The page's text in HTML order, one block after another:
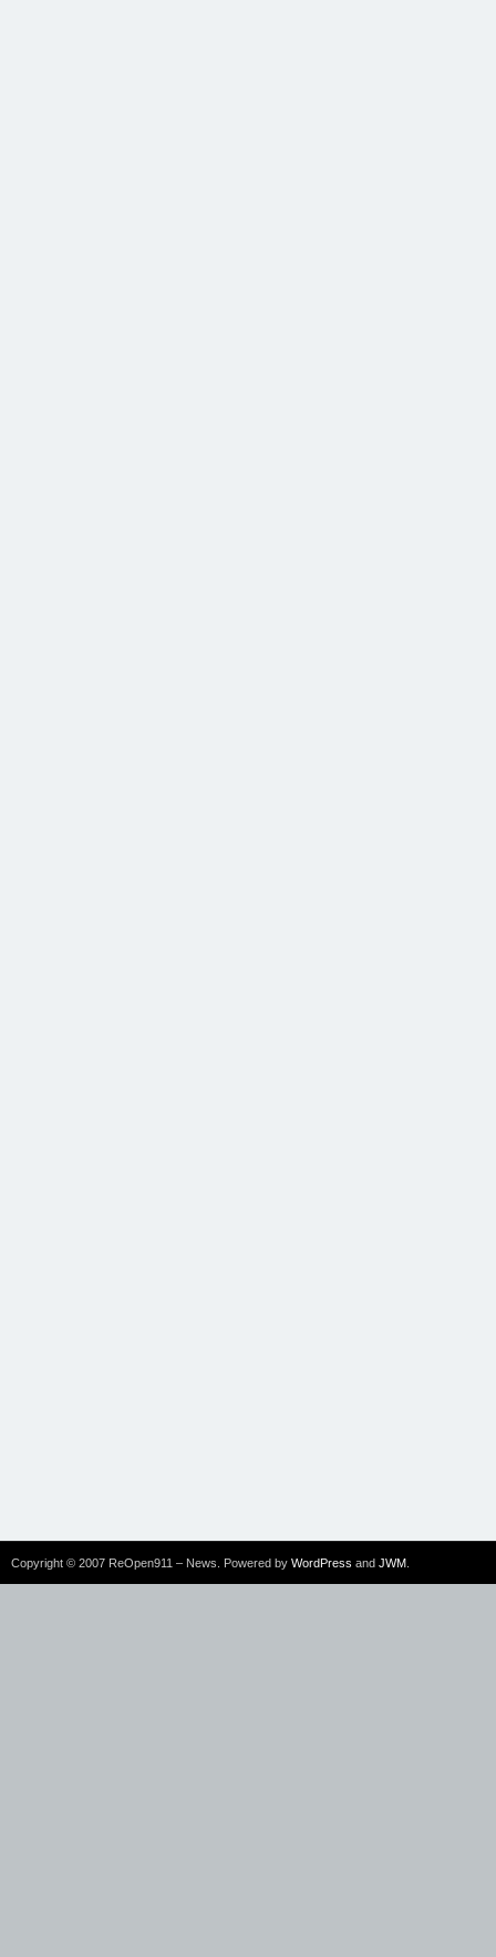
Copyright © 2007 ReOpen911 – News. Powered by WordPress and JWM